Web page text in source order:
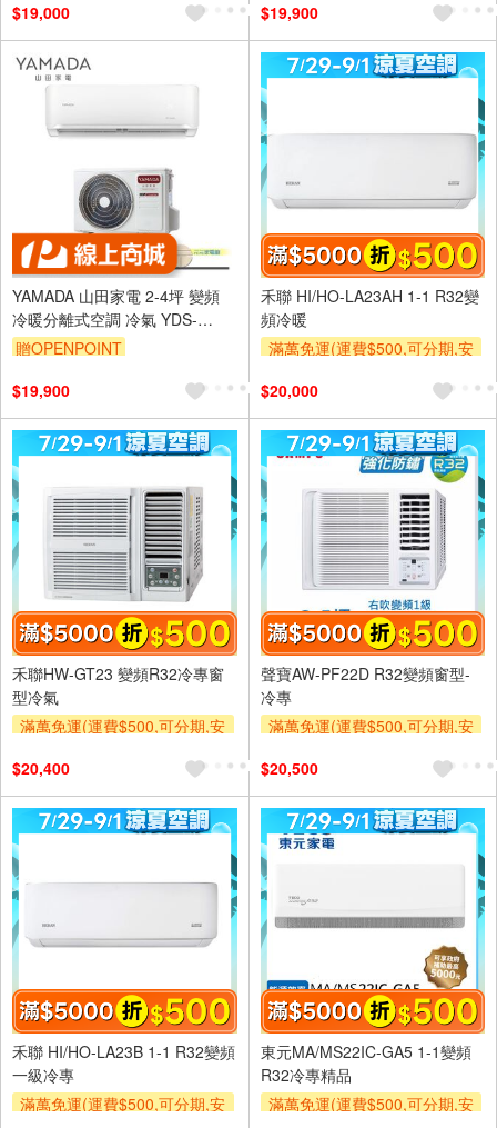
及使用6期以上分期0利率,需付
基本安裝運費)
滿額折$500
$19,000
$19,900
YAMADA 山田家電 2-4坪 變頻
冷暖分離式空調 冷氣 YDS-
FN23AH/YDC-FN23AH
贈OPENPOINT
$19,900
禾聯 HI/HO-LA23AH 1-1 R32變
頻冷暖
滿萬免運(運費$500,可分期,安
及使用6期以上分期0利率,需付
基本安裝運費)
滿額折$500
$20,000
禾聯HW-GT23 變頻R32冷專窗
型冷氣
滿萬免運(運費$500,可分期,安
及使用6期以上分期0利率,需付
基本安裝運費)
滿額折$500
$20,400
聲寶AW-PF22D R32變頻窗型-
冷專
滿萬免運(運費$500,可分期,安
及使用6期以上分期0利率,需付
基本安裝運費)
滿額折$500
$20,500
禾聯 HI/HO-LA23B 1-1 R32變頻
一級冷專
滿萬免運(運費$500,可分期,安
東元MA/MS22IC-GA5 1-1變頻
R32冷專精品
滿萬免運(運費$500,可分期,安